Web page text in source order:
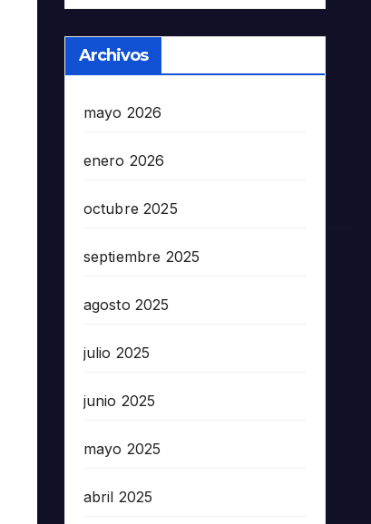
Archivos
mayo 2026
enero 2026
octubre 2025
septiembre 2025
agosto 2025
julio 2025
junio 2025
mayo 2025
abril 2025